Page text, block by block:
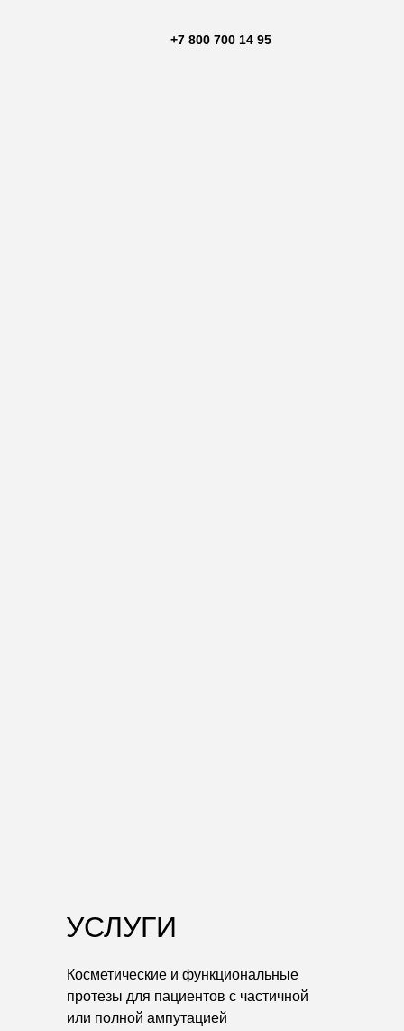
+7 800 700 14 95
Косметические и функциональные
протезы для пациентов с частичной
или полной ампутацией
УСЛУГИ